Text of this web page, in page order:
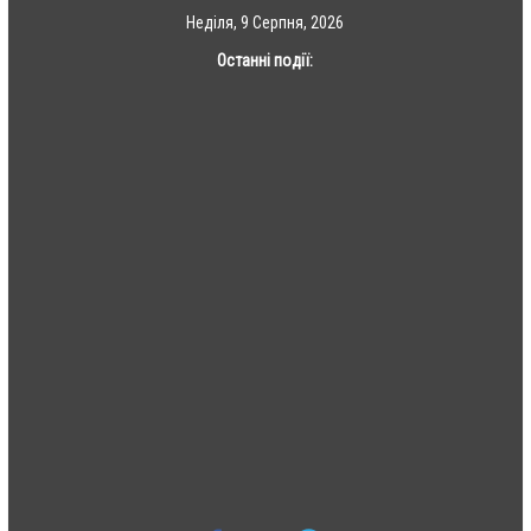
Неділя, 9 Серпня, 2026
Останні події: